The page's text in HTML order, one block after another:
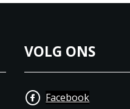
VOLG ONS
Facebook